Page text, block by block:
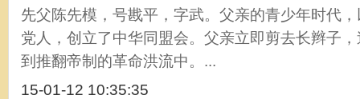
先父陈先模，号戡平，字武。父亲的青少年时代
党人，创立了中华同盟会。父亲立即剪去长辫子
到推翻帝制的革命洪流中。...
15-01-12 10:35:35